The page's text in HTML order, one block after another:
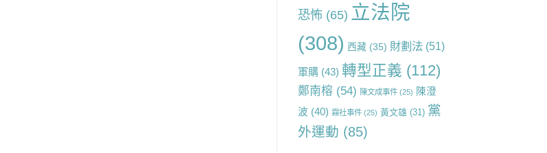
恐怖 (65) 立法院
(308) 西藏(35) 財劃法(51)
軍購(43) 轉型正義 (112)
鄭南榕 (54) 陳文成事件(25) 陳澄
波 (40) 霧社事件(25) 黃文雄(31) 黨
外運動 (85)